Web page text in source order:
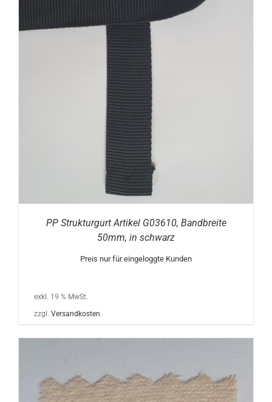
PP Strukturgurt Artikel G03610, Bandbreite
50mm, in schwarz
Preis nur für eingeloggte Kunden
exkl. 19 % MwSt.
zzgl. Versandkosten